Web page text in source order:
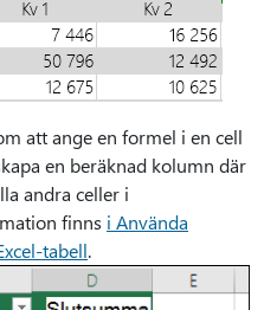
att ange en formel i en cell
en beräknad kolumn där
andra celler i
finns i Använda
tabell.